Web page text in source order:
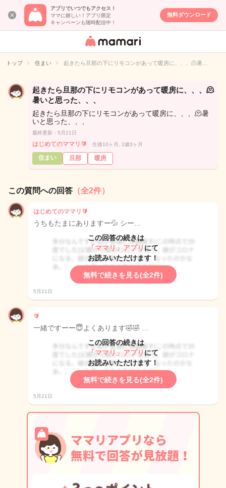
アプリでいつでもアクセス！
ママに嬉しい！アプリ限定
キャンペーンも随時配信中！
無料ダウンロード
女性専用匿名QA
イト
トップ 住まい 起きたら旦那の下にリモコンがあって暖房に、、、🫠暑…
起きたら旦那の下にリモコンがあって暖房に、、、🫠
暑いと思った、、、
起きたら旦那の下にリモコンがあって暖房に、、、🫠暑
いと思った、、、
最終更新：5月21日
はじめてのママリ🔰 生後10ヶ月, 2歳3ヶ月
住まい 旦那 暖房
この質問への回答 （全2件）
はじめてのママリ🔰
うちもたまにありますー💦 シー…
この回答の続きは
「ママリ」アプリ にて
お読みいただけます！
無料で続きを見る(全2件)
5月21日
🔰
一緒ですーー😇よくあります🤣🤣 …
この回答の続きは
「ママリ」アプリ にて
お読みいただけます！
無料で続きを見る(全2件)
5月21日